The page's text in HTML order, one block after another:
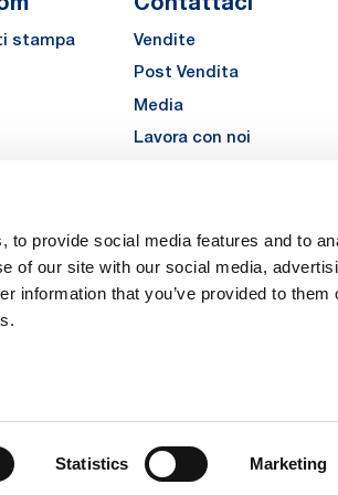
to provide social media features and to
of our site with our social media,
information that you’ve provided to them
Statistics Marketing
stampa
Vendite
Post Vendita
Media
Lavora con noi
LinkedIn
Grugliasco (TO) – Italy. Fully Paid Share Capital:
in the Register of Torino Companies, Tax Code